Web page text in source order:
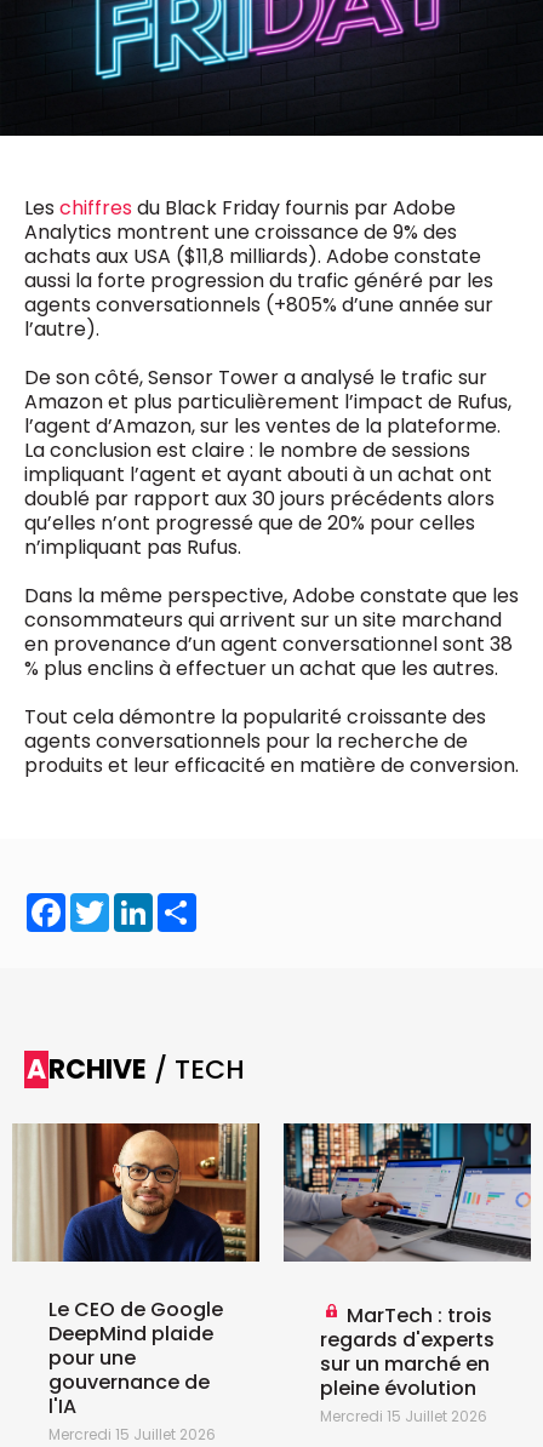
Les chiffresdu Black Friday fournis par Adobe
Analytics montrent une croissance de 9% des
achats aux USA ($11,8 milliards). Adobe constate
aussi la forte progression du trafic généré par les
agents conversationnels (+805% d’une année sur
l’autre).
De son côté, Sensor Tower a analysé le trafic sur
Amazon et plus particulièrement l’impact de Rufus,
l’agent d’Amazon, sur les ventes de la plateforme.
La conclusion est claire : le nombre de sessions
impliquant l’agent et ayant abouti à un achat ont
doublé par rapport aux 30 jours précédents alors
qu’elles n’ont progressé que de 20% pour celles
n’impliquant pas Rufus.
Dans la même perspective, Adobe constate que les
consommateurs qui arrivent sur un site marchand
en provenance d’un agent conversationnel sont 38
% plus enclins à effectuer un achat que les autres.
Tout cela démontre la popularité croissante des
agents conversationnels pour la recherche de
produits et leur efficacité en matière de conversion.
Facebook
TwitterLinkedIn
ARCHIVE / TECH
Le CEO de Google
DeepMind plaide
pour une
gouvernance de
l'IA
Mercredi 15 Juillet 2026
MarTech : trois
regards d'experts
sur un marché en
pleine évolution
Mercredi 15 Juillet 2026
0498 88 64 89
f.bouchar@mm.be
Chief Editor
Damien Lemaire
0477 37 31 65
d.lemaire@mm.be
VALIDER
NOTRE CONTENU DIGITAL :
5 x week
MM e - News
1 x week
MM Brunch
1 x week
MM Tech
10 x year
MM Best of
Research
4 x year
MM Magazine
(digital)
Des questions ?